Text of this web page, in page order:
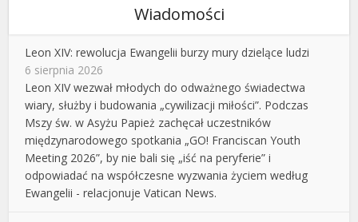
Wiadomości
Leon XIV: rewolucja Ewangelii burzy mury dzielące ludzi
6 sierpnia 2026
Leon XIV wezwał młodych do odważnego świadectwa
wiary, służby i budowania „cywilizacji miłości”. Podczas
Mszy św. w Asyżu Papież zachęcał uczestników
międzynarodowego spotkania „GO! Franciscan Youth
Meeting 2026”, by nie bali się „iść na peryferie” i
odpowiadać na współczesne wyzwania życiem według
Ewangelii - relacjonuje Vatican News.